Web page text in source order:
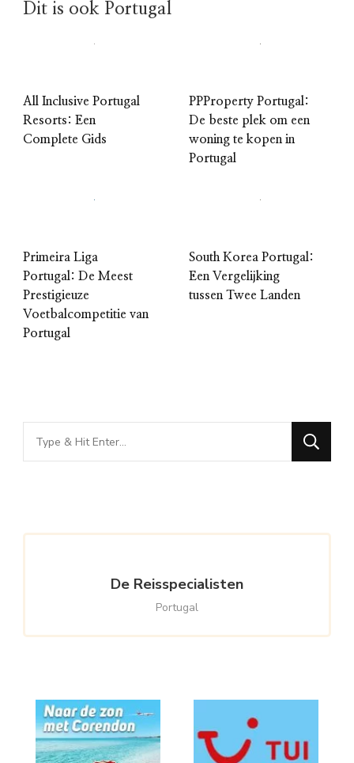
Dit is ook Portugal
All Inclusive Portugal
Resorts: Een
Complete Gids
PPProperty Portugal:
De beste plek om een
woning te kopen in
Portugal
Primeira Liga
Portugal: De Meest
Prestigieuze
Voetbalcompetitie van
Portugal
South Korea Portugal:
Een Vergelijking
tussen Twee Landen
Looking
for
De Reisspecialisten
Portugal